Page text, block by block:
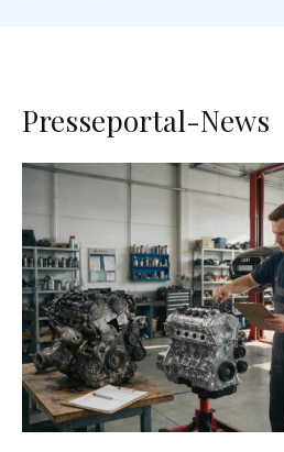
Presseportal-News